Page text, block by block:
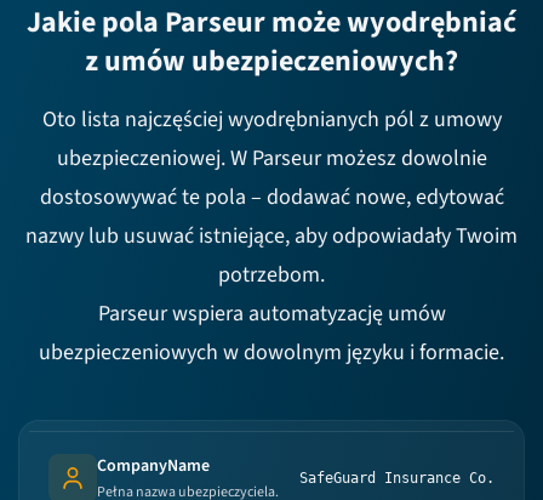
Jakie pola Parseur może wyodrębniać
z umów ubezpieczeniowych?
Oto lista najczęściej wyodrębnianych pól z umowy
ubezpieczeniowej. W Parseur możesz dowolnie
dostosowywać te pola – dodawać nowe, edytować
nazwy lub usuwać istniejące, aby odpowiadały Twoim
potrzebom.
Parseur wspiera automatyzację umów
ubezpieczeniowych w dowolnym języku i formacie.
Person's name
CompanyName
Pełna nazwa ubezpieczyciela.
SafeGuard Insurance Co.